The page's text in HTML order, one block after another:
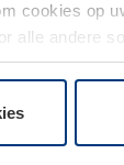
cookies op
alle andere
op pagina